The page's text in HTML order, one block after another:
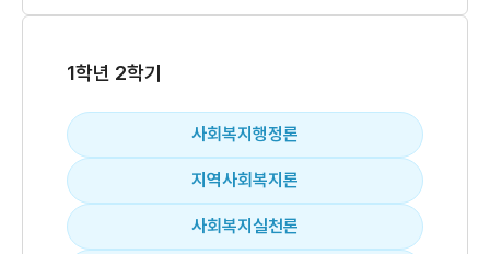
1학년 2학기
사회복지행정론
지역사회복지론
사회복지실천론